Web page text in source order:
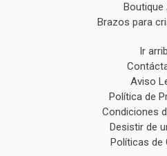
Boutique
Brazos para
Ir
Aviso
Política de
Condiciones
Desistir de
Políticas de